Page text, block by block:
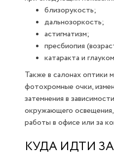
близорукость;
дальнозоркость;
астигматизм;
пресбиопия
катаракта и
Также в салонах оптики
фотохромные очки,
затемнения в
окружающего
работы в офисе или за
КУДА ИДТИ